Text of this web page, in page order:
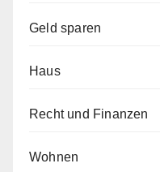
Geld sparen
Haus
Recht und Finanzen
Wohnen